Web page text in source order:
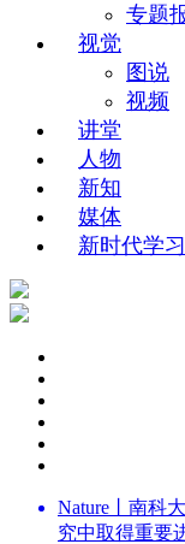
专题
视觉
图说
视频
讲堂
人物
新知
媒体
新时代学
Nature丨南科
究中取得重要